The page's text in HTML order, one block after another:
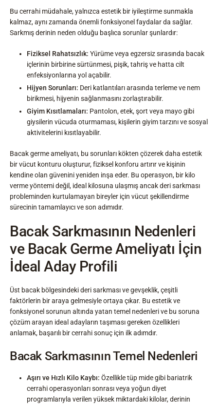
Bu cerrahi müdahale, yalnızca estetik bir iyileştirme sunmakla
kalmaz, aynı zamanda önemli fonksiyonel faydalar da sağlar.
Sarkmış derinin neden olduğu başlıca sorunlar şunlardır:
Fiziksel Rahatsızlık: Yürüme veya egzersiz sırasında bacak
içlerinin birbirine sürtünmesi, pişik, tahriş ve hatta cilt
enfeksiyonlarına yol açabilir.
Hijyen Sorunları: Deri katlantıları arasında terleme ve nem
birikmesi, hijyenin sağlanmasını zorlaştırabilir.
Giyim Kısıtlamaları: Pantolon, etek, şort veya mayo gibi
giysilerin vücuda oturmaması, kişilerin giyim tarzını ve sosyal
aktivitelerini kısıtlayabilir.
Bacak germe ameliyatı, bu sorunları kökten çözerek daha estetik
bir vücut konturu oluşturur, fiziksel konforu artırır ve kişinin
kendine olan güvenini yeniden inşa eder. Bu operasyon, bir kilo
verme yöntemi değil, ideal kilosuna ulaşmış ancak deri sarkması
probleminden kurtulamayan bireyler için vücut şekillendirme
sürecinin tamamlayıcı ve son adımıdır.
Bacak Sarkmasının Nedenleri
ve Bacak Germe Ameliyatı İçin
İdeal Aday Profili
Üst bacak bölgesindeki deri sarkması ve gevşeklik, çeşitli
faktörlerin bir araya gelmesiyle ortaya çıkar. Bu estetik ve
fonksiyonel sorunun altında yatan temel nedenleri ve bu soruna
çözüm arayan ideal adayların taşıması gereken özellikleri
anlamak, başarılı bir cerrahi sonuç için ilk adımdır.
Bacak Sarkmasının Temel Nedenleri
Aşırı ve Hızlı Kilo Kaybı: Özellikle tüp mide gibi bariatrik
cerrahi operasyonları sonrası veya yoğun diyet
programlarıyla verilen yüksek miktardaki kilolar, derinin